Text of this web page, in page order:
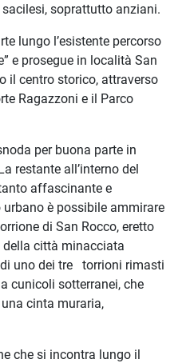
soprattutto anziani.
lungo l’esistente percorso
e prosegue in località San
il centro storico, attraverso
Ragazzoni e il Parco
per buona parte in
restante all’interno del
affascinante e
è possibile ammirare
di San Rocco, eretto
città minacciata
uno dei tre torrioni rimasti
cunicoli sotterranei, che
cinta muraria,
che si incontra lungo il